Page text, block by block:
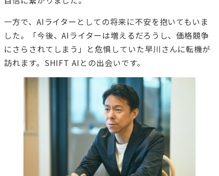
一方で、AIライターとしての将来に不安を抱いてもいま
した。「今後、AIライターは増えるだろうし、価格競争
にさらされてしまう」と危惧していた早川さんに転機が
訪れます。SHIFT AIとの出会いです。